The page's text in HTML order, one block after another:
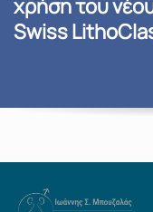
χρήση του
Swiss